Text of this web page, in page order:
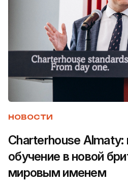
НОВОСТИ
Charterhouse Almaty:
обучение в новой
мировым именем